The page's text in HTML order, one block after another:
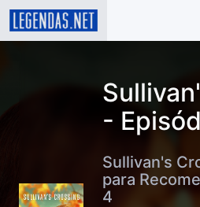
-
Sullivan's
para
4